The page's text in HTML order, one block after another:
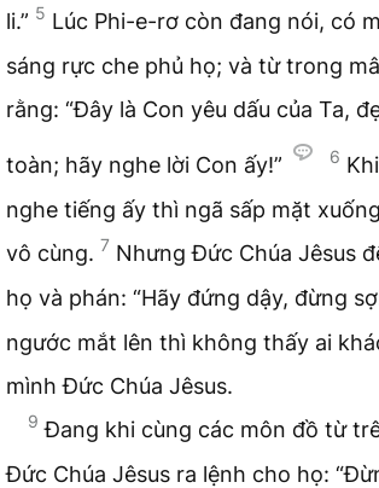
li.” 5 Lúc Phi-e-rơ còn đang nói, có
sáng rực che phủ họ; và từ trong
rằng: “Đây là Con yêu dấu của Ta,
toàn; hãy nghe lời Con ấy!” 6
nghe tiếng ấy thì ngã sấp mặt
vô cùng. 7 Nhưng Đức Chúa Jêsus
họ và phán: “Hãy đứng dậy, đừng
ngước mắt lên thì không thấy ai
mình Đức Chúa Jêsus.
9 Đang khi cùng các môn đồ từ
Đức Chúa Jêsus ra lệnh cho họ: